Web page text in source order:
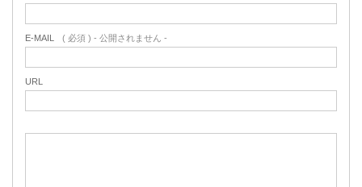
E-MAIL ( 必須 ) - 公開されません -
URL